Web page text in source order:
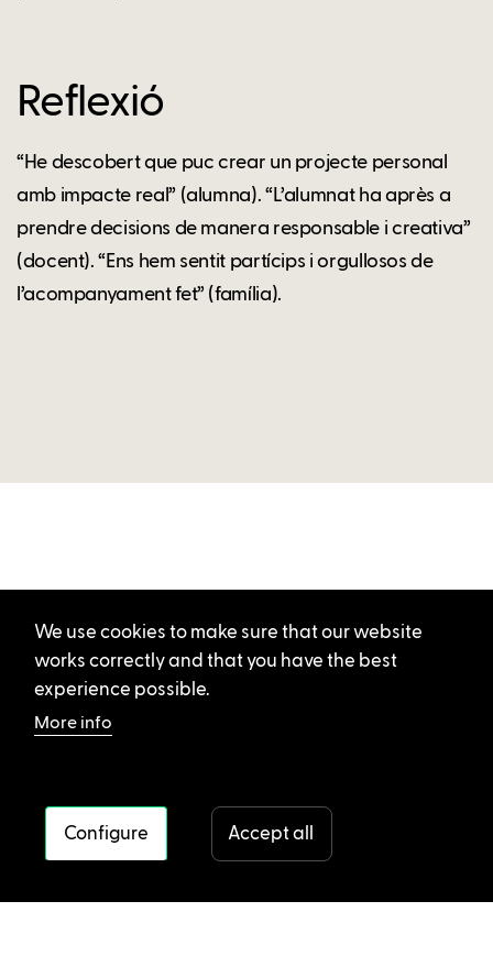
Reflexió
“He descobert que puc crear un projecte personal
amb impacte real” (alumna). “L’alumnat ha après a
prendre decisions de manera responsable i creativa”
(docent). “Ens hem sentit partícips i orgullosos de
l’acompanyament fet” (família).
We use cookies to make sure that our website
works correctly and that you have the best
experience possible.
More info
Configure Accept all